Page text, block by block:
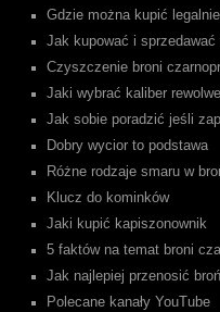
Gdzie można kupić
Jak kupować i sprzedawać
Czyszczenie broni
Jaki wybrać kaliber
Jak sobie poradzić jeśli
Dobry wycior to podstawa
Różne rodzaje smaru w
Klucz do kominków
Jaki kupić kapiszonownik
5 faktów na temat broni
Jak najlepiej przenosić
Polecane kanały YouTube